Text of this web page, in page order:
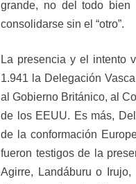
grande, no del todo bien
consolidarse sin el “otro”.
La presencia y el intento
1.941 la Delegación
al Gobierno Británico, al
de los EEUU. Es más,
de la conformación
fueron testigos de la
Agirre, Landáburu o